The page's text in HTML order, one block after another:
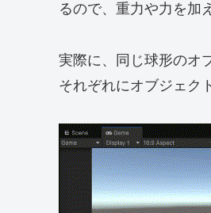
るので、重力や力を加
実際に、同じ球形のオ
それぞれにオブジェク